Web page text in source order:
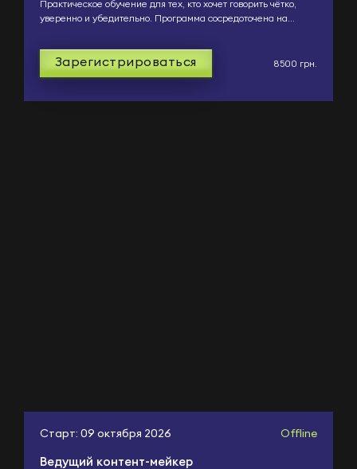
Практическое обучение для тех, кто хочет говорить чётко,
уверенно и убедительно. Программа сосредоточена на
Зарегистрироваться 8500 грн.
Старт: 09 октября 2026 Offline
Ведущий контент-мейкер